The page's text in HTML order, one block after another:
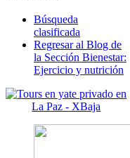
Búsqueda
clasificada
Regresar al Blog de
la Sección Bienestar:
Ejercicio y nutrición